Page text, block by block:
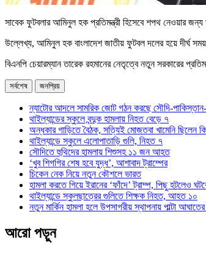
সাবেক ফুটবলার আমিনুল হক প্রতিমন্ত্রী হিসেবে শপথ নেওয়ার
উল্লেখ্য, আমিনুল হক বাংলাদেশ জাতীয় ফুটবল দলের হয়ে দীর্ঘ
বিএনপি চেয়ারম্যান তারেক রহমানের নেতৃত্বে নতুন সরকারের
সর্বশেষ জনপ্রিয়
ন্যাটোর আদলে সামরিক জোট গঠন করছে সৌদি-
থাইল্যান্ডের স্কুলে বন্দুক হামলায় নিহত বেড়ে ৭
অন্ধকার গাড়িতে বৈঠক, সত্যিই মোজতবা খামেনি ছিলেন
থাইল্যান্ডে স্কুলে এলোপাতাড়ি গুলি, নিহত ৭
সৌদিতে হুথিদের হামলায় শিশুসহ ১১ জন আহত
‘খুব শিগগির শেষ হবে যুদ্ধ’, আশাবাদ ট্রাম্পের
চিকেন নেক নিয়ে নতুন কৌশলে ভারত
হামলা করতে গিয়ে ইরানের ‘ফাঁদে’ ট্রাম্প, পিছু হটলেও
থাইল্যান্ডে স্কুলছাত্রের গুলিতে শিক্ষক নিহত, আহত ১০
নতুন মার্কিন হামলা হলে উপসাগরীয় স্থাপনায় পাল্টা আঘাতের
আরো পড়ুন